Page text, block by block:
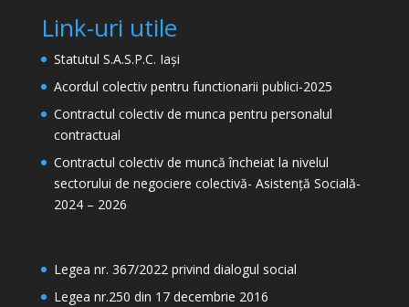
Link-uri utile
Statutul S.A.S.P.C. Iași
Acordul colectiv pentru functionarii publici-2025
Contractul colectiv de munca pentru personalul
contractual
Contractul colectiv de muncă încheiat la nivelul
sectorului de negociere colectivă- Asistență Socială-
2024 – 2026
Legea nr. 367/2022 privind dialogul social
Legea nr.250 din 17 decembrie 2016